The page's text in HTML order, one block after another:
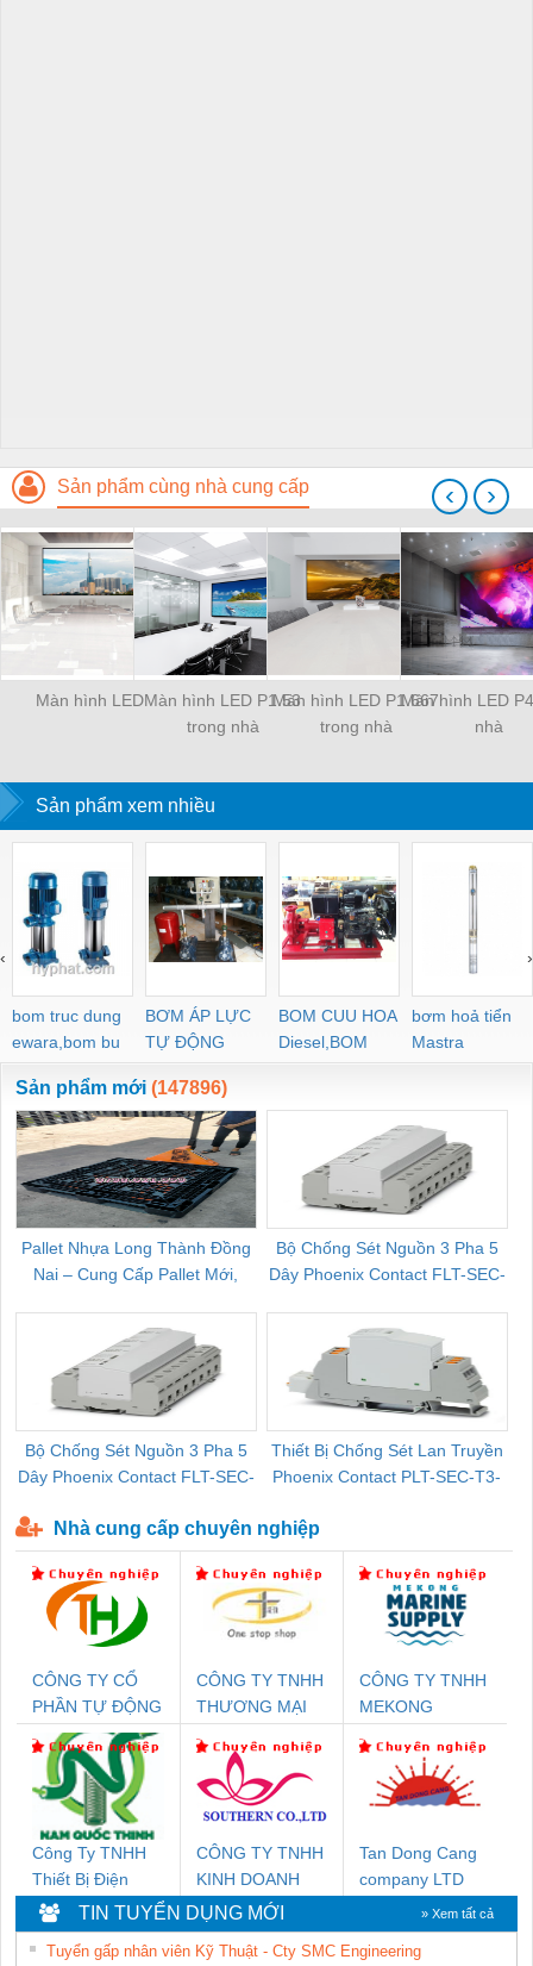
Sản phẩm cùng nhà cung cấp
Màn hình LEDMàn hình LED P1.53
trong nhà
Màn hình LED P1.667
trong nhà
Màn hình LED
nhà
‹ ›
Sản phẩm xem nhiều
bom truc dung
ewara,bom bu
ewara
BƠM ÁP LỰC
TỰ ĐỘNG
BOM CUU HOA
Diesel,BOM
CHUA CHAY
bơm hoả tiển
Mastra
‹ ›
Sản phẩm mới (147896)
Pallet Nhựa Long Thành Đồng
Nai – Cung Cấp Pallet Mới,
Bộ Chống Sét Nguồn 3 Pha 5
Dây Phoenix Contact FLT-SEC-
Bộ Chống Sét Nguồn 3 Pha 5
Dây Phoenix Contact FLT-SEC-
Thiết Bị Chống Sét Lan Truyền
Phoenix Contact PLT-SEC-T3-
Nhà cung cấp chuyên nghiệp
CÔNG TY CỔ
PHẦN TỰ ĐỘNG
TIẾN HƯNG
CÔNG TY TNHH
THƯƠNG MẠI
NAM
CÔNG TY TNHH
MEKONG
SUPPLY
Công Ty TNHH
Thiết Bị Điện
Nam Quốc Thịnh
CÔNG TY TNHH
KINH DOANH
DỊCH VỤ XNK
PHƯƠNG NAM
Tan Dong Cang
company LTD
TIN TUYỂN DỤNG MỚI » Xem tất cả
Tuyển gấp nhân viên Kỹ Thuật - Cty SMC Engineering